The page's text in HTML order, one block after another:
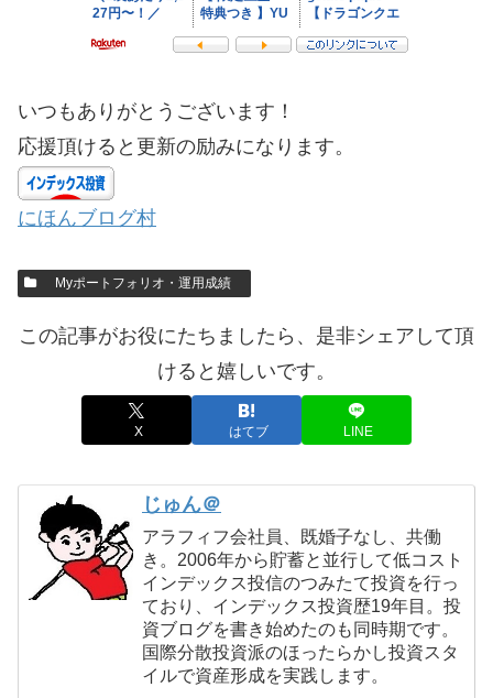
いつもありがとうございます！
応援頂けると更新の励みになります。
にほんブログ村
Myポートフォリオ・運用成績
この記事がお役にたちましたら、是非シェアして頂
けると嬉しいです。
X はてブ LINE
じゅん＠
アラフィフ会社員、既婚子なし、共働
き。2006年から貯蓄と並行して低コスト
インデックス投信のつみたて投資を行っ
ており、インデックス投資歴19年目。投
資ブログを書き始めたのも同時期です。
国際分散投資派のほったらかし投資スタ
イルで資産形成を実践します。